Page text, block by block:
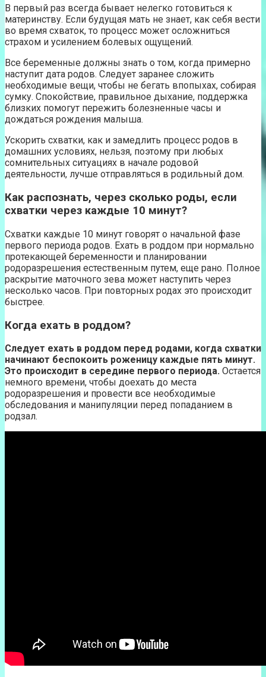
В первый раз всегда бывает нелегко готовиться к
материнству. Если будущая мать не знает, как себя вести
во время схваток, то процесс может осложниться
страхом и усилением болевых ощущений.
Все беременные должны знать о том, когда примерно
наступит дата родов. Следует заранее сложить
необходимые вещи, чтобы не бегать впопыхах, собирая
сумку. Спокойствие, правильное дыхание, поддержка
близких помогут пережить болезненные часы и
дождаться рождения малыша.
Ускорить схватки, как и замедлить процесс родов в
домашних условиях, нельзя, поэтому при любых
сомнительных ситуациях в начале родовой
деятельности, лучше отправляться в родильный дом.
Как распознать, через сколько роды, если
схватки через каждые 10 минут?
Схватки каждые 10 минут говорят о начальной фазе
первого периода родов. Ехать в роддом при нормально
протекающей беременности и планировании
родоразрешения естественным путем, еще рано. Полное
раскрытие маточного зева может наступить через
несколько часов. При повторных родах это происходит
быстрее.
Когда ехать в роддом?
Следует ехать в роддом перед родами, когда схватки
начинают беспокоить роженицу каждые пять минут.
Это происходит в середине первого периода. Остается
немного времени, чтобы доехать до места
родоразрешения и провести все необходимые
обследования и манипуляции перед попаданием в
родзал.